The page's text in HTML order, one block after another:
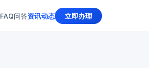
FAQ问答资讯动态 立即办理